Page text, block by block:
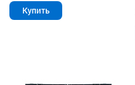
Купить